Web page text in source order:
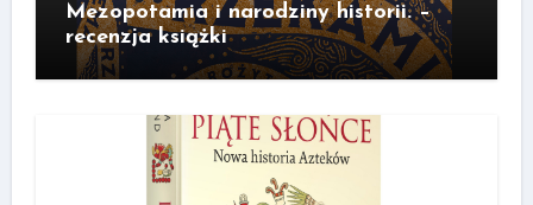
Mezopotamia i narodziny historii. –
recenzja książki